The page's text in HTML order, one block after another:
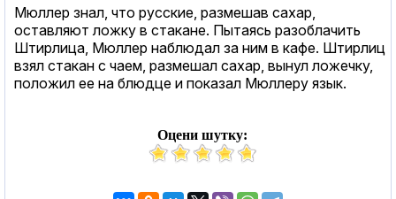
Мюллер знал, что русские, размешав сахар,
оставляют ложку в стакане. Пытаясь разоблачить
Штирлица, Мюллер наблюдал за ним в кафе. Штирлиц
взял стакан с чаем, размешал сахар, вынул ложечку,
положил ее на блюдце и показал Мюллеру язык.
Оцени шутку: